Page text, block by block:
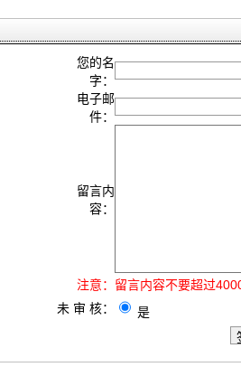
您的名
字：
电子邮
件：
留言内
容：
注意： 留言内容不要超过
未 审 核：
是